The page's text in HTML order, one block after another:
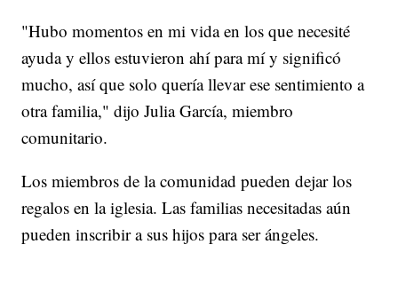
"Hubo momentos en mi vida en los que necesité
ayuda y ellos estuvieron ahí para mí y significó
mucho, así que solo quería llevar ese sentimiento a
otra familia," dijo Julia García, miembro
comunitario.
Los miembros de la comunidad pueden dejar los
regalos en la iglesia. Las familias necesitadas aún
pueden inscribir a sus hijos para ser ángeles.